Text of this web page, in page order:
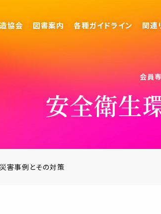
協会 図書案内 各種ガイドライン 関連
会員
安全衛生
災害事例とその対策